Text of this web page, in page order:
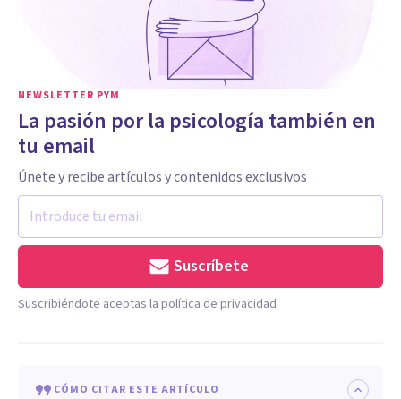
NEWSLETTER PYM
La pasión por la psicología también en
tu email
Únete y recibe artículos y contenidos exclusivos
Suscríbete
Suscribiéndote aceptas la política de privacidad
CÓMO CITAR ESTE ARTÍCULO